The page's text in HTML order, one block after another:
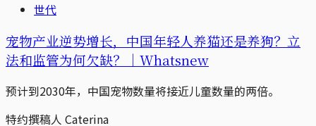
世代
宠物产业逆势增长，中国年轻人养猫还是养狗？立
法和监管为何欠缺？｜Whatsnew
预计到2030年，中国宠物数量将接近儿童数量的两倍。
特约撰稿人 Caterina